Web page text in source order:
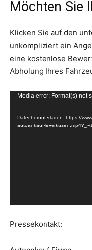
Möchten Sie
Klicken Sie auf den
unkompliziert ein
eine kostenlose
Abholung Ihres
e
Media error: Format(s) not
Datei herunterladen: https://
autoankauf-leverkusen.mp4?_=1
Pressekontakt: